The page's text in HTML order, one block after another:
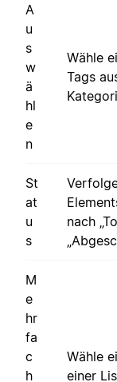
A
u
s
w
ä
hl
e
n
Wähle
Tags
St
at
u
s
nach
M
e
hr
fa
c
h
Wähle
einer